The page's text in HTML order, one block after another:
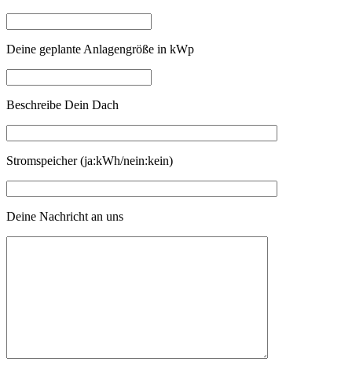
Deine geplante Anlagengröße in kWp
Beschreibe Dein Dach
Stromspeicher (ja:kWh/nein:kein)
Deine Nachricht an uns